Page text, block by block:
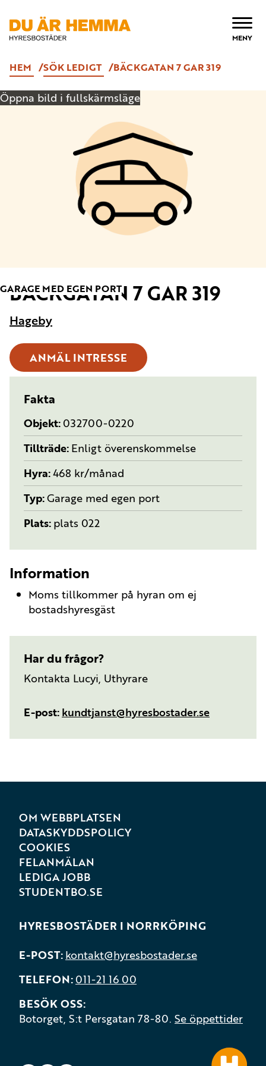
ÖPPNA
MENY
HEM SÖK LEDIGT BÄCKGATAN 7 GAR 319
Öppna bild i fullskärmsläge
TYP:
GARAGE MED EGEN PORT
BÄCKGATAN 7 GAR 319
Hageby
ANMÄL INTRESSE
Fakta
Objekt 032700-0220
Tillträde Enligt överenskommelse
Hyra 468 kr/månad
Typ Garage med egen port
Plats plats 022
Information
Moms tillkommer på hyran om ej
bostadshyresgäst
Har du frågor?
Kontakta Lucyi, Uthyrare
E-post kundtjanst@hyresbostader.se
OM WEBBPLATSEN
DATASKYDDSPOLICY
COOKIES
FELANMÄLAN
LEDIGA JOBB
STUDENTBO.SE
HYRESBOSTÄDER I NORRKÖPING
E-POST kontakt@hyresbostader.se
TELEFON 011-21 16 00
BESÖK OSS
Botorget, S:t Persgatan 78-80. Se öppettider